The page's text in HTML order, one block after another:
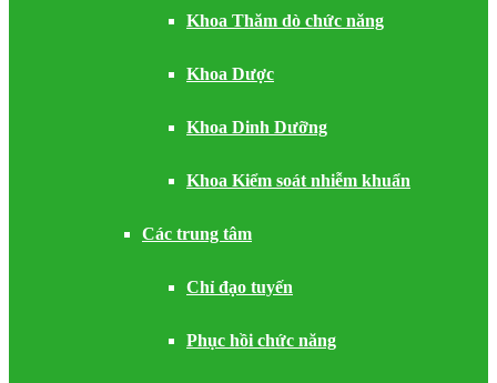
Khoa Thăm dò chức năng
Khoa Dược
Khoa Dinh Dưỡng
Khoa Kiểm soát nhiễm khuẩn
Các trung tâm
Chỉ đạo tuyến
Phục hồi chức năng